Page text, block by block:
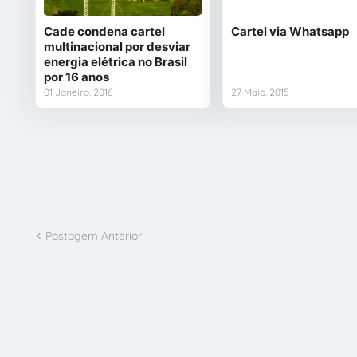
Cade condena cartel
multinacional por desviar
energia elétrica no Brasil
por 16 anos
01 Janeiro, 2016
Cartel via Whatsapp
27 Maio, 2015
Postagem Anterior